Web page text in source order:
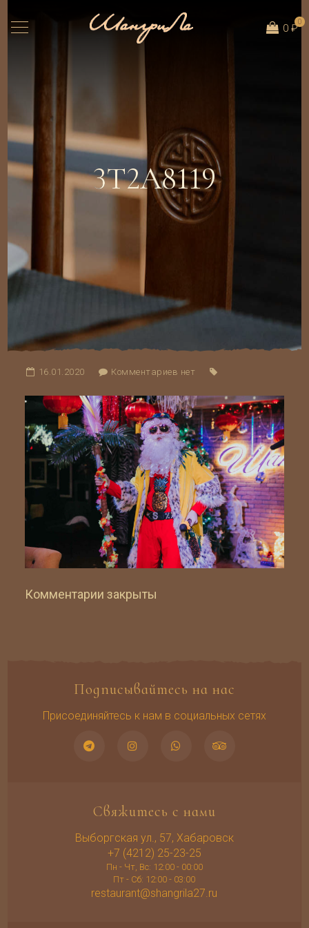
0
0 ₽
3T2A8119
16.01.2020 Комментариев нет
Комментарии закрыты
Подписывайтесь на нас
Присоединяйтесь к нам в социальных сетях
Свяжитесь с нами
Выборгская ул., 57, Хабаровск
+7 (4212) 25-23-25
Пн - Чт, Вс: 12:00 - 00:00
Пт - Сб: 12:00 - 03:00
restaurant@shangrila27.ru